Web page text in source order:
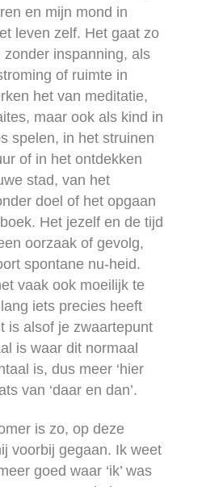
en mijn mond in
leven zelf. Het gaat zo
zonder inspanning, als
of ruimte in
het van meditatie,
maar ook als kind in
spelen, in het struinen
of in het ontdekken
stad, van het
doel of het opgaan
Het jezelf en de tijd
oorzaak of gevolg,
spontane nu-heid.
vaak ook moeilijk te
iets precies heeft
is alsof je zwaartepunt
is waar dit normaal
is, dus meer ‘hier
van ‘daar en dan’.
is zo, op deze
voorbij gegaan. Ik weet
goed waar ‘ik’ was